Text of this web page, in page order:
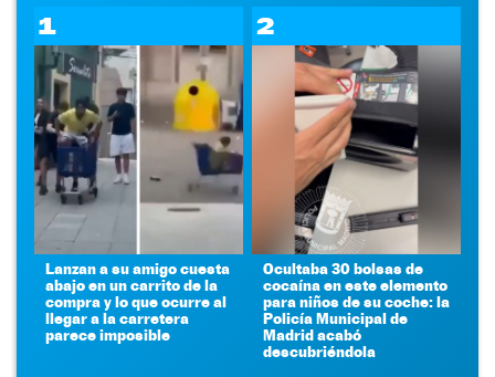
1
Lanzan a su amigo cuesta
abajo en un carrito de la
compra y lo que ocurre al
llegar a la carretera
parece imposible
2
Ocultaba 30 bolsas de
cocaína en este elemento
para niños de su coche: la
Policía Municipal de
Madrid acabó
descubriéndola